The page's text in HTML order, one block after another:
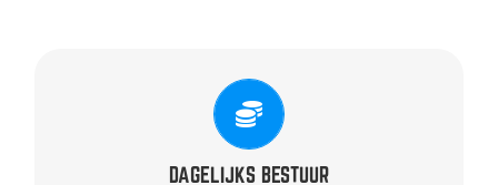
DAGELIJKS BESTUUR
PENNINGMEESTER
Jan Leenders –
onbezoldigd